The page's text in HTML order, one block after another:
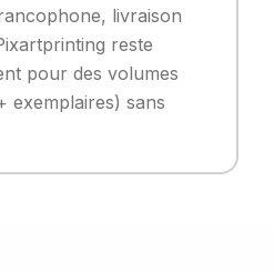
livraison
reste
pour des volumes
exemplaires) sans